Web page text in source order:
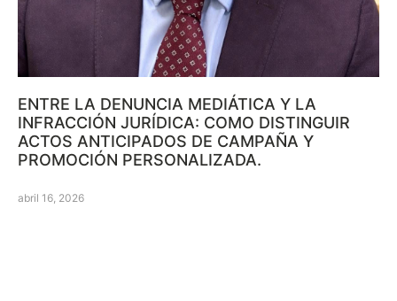
ENTRE LA DENUNCIA MEDIÁTICA Y LA
INFRACCIÓN JURÍDICA: COMO DISTINGUIR
ACTOS ANTICIPADOS DE CAMPAÑA Y
PROMOCIÓN PERSONALIZADA.
abril 16, 2026